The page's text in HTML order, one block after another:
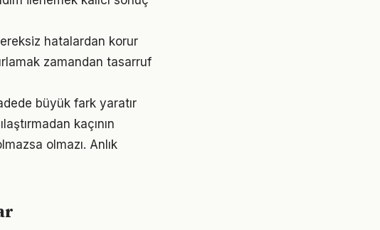
hatalardan korur
zamandan tasarruf
büyük fark yaratır
kaçının
olmazı. Anlık